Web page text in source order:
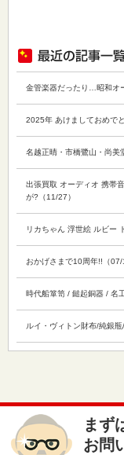
金管楽器だったり…昭和オ
2025年 あけましておめで
名越正晴・市橋鷺山・尚美
出張買取 オーディオ 携帯
が?（11/27）
リカちゃん 浮世絵 ルビー
おかげさまで10周年!!（07/
時代船箪笥 / 鎚起銅器 / 名
ルイ・ヴィトン財布/純銀
まず
お問